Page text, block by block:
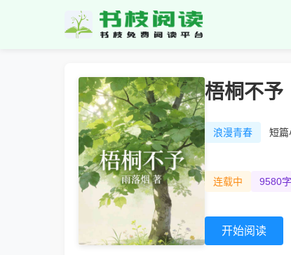
梧桐不予
浪漫青春 短篇
连载中 9580字
开始阅读